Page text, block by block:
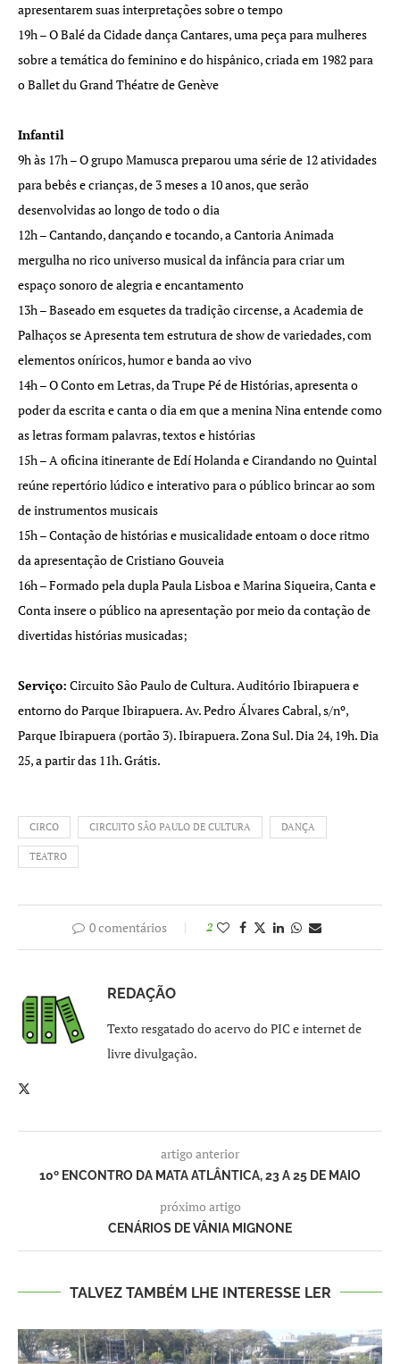
apresentarem suas interpretações sobre o tempo
19h – O Balé da Cidade dança Cantares, uma peça para mulheres
sobre a temática do feminino e do hispânico, criada em 1982 para
o Ballet du Grand Théatre de Genève
Infantil
9h às 17h – O grupo Mamusca preparou uma série de 12 atividades
para bebês e crianças, de 3 meses a 10 anos, que serão
desenvolvidas ao longo de todo o dia
12h – Cantando, dançando e tocando, a Cantoria Animada
mergulha no rico universo musical da infância para criar um
espaço sonoro de alegria e encantamento
13h – Baseado em esquetes da tradição circense, a Academia de
Palhaços se Apresenta tem estrutura de show de variedades, com
elementos oníricos, humor e banda ao vivo
14h – O Conto em Letras, da Trupe Pé de Histórias, apresenta o
poder da escrita e canta o dia em que a menina Nina entende como
as letras formam palavras, textos e histórias
15h – A oficina itinerante de Edí Holanda e Cirandando no Quintal
reúne repertório lúdico e interativo para o público brincar ao som
de instrumentos musicais
15h – Contação de histórias e musicalidade entoam o doce ritmo
da apresentação de Cristiano Gouveia
16h – Formado pela dupla Paula Lisboa e Marina Siqueira, Canta e
Conta insere o público na apresentação por meio da contação de
divertidas histórias musicadas;
Serviço: Circuito São Paulo de Cultura. Auditório Ibirapuera e
entorno do Parque Ibirapuera. Av. Pedro Álvares Cabral, s/nº,
Parque Ibirapuera (portão 3). Ibirapuera. Zona Sul. Dia 24, 19h. Dia
25, a partir das 11h. Grátis.
CIRCO CIRCUITO SÃO PAULO DE CULTURA DANÇA
TEATRO
0 comentários 2
REDAÇÃO
Texto resgatado do acervo do PIC e internet de
livre divulgação.
artigo anterior
10º ENCONTRO DA MATA ATLÂNTICA, 23 A 25 DE MAIO
próximo artigo
CENÁRIOS DE VÂNIA MIGNONE
TALVEZ TAMBÉM LHE INTERESSE LER